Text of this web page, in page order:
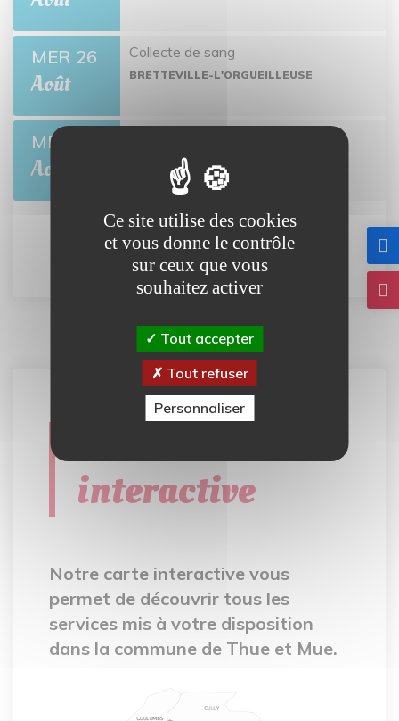
MER 26
Août
Collecte de sang
BRETTEVILLE-L'ORGUEILLEUSE
MER 5
Août BRETTEVILLE-L'ORGUEILLEUSE
Tout l'agenda
Carte
interactive
Notre carte interactive vous
permet de découvrir tous les
services mis à votre disposition
dans la commune de Thue et Mue.
Ce site utilise des cookies
et vous donne le contrôle
sur ceux que vous
souhaitez activer
Tout accepter
Tout refuser
Personnaliser